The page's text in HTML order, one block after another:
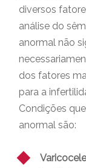
diversos
análise do
anormal não
dos fatores
para a
Condições
anormal são: